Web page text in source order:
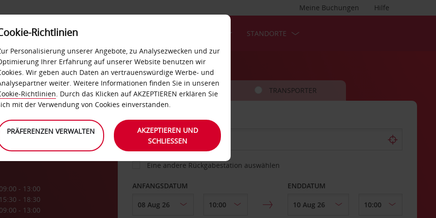
Hilfe
Meine Buchungen
SELF-SERVICES STANDORTE
09:00 - 13:00
15:30 - 18:30
09:00 - 13:00
FAHRZEUG TRANSPORTER
ABHOLEN VON
Eine andere Rückgabestation auswählen
ANFANGSDATUM ENDDATUM
Richtlinien
Personalisierung unserer Angebote, zu Analysezwecken und zur
Ihrer Erfahrung auf unserer Website benutzen wir
Wir geben auch Daten an vertrauenswürdige Werbe- und
weiter. Weitere Informationen finden Sie in unseren
Richtlinien. Durch das Klicken auf AKZEPTIEREN erklären Sie
mit der Verwendung von Cookies einverstanden.
PRÄFERENZEN VERWALTEN
AKZEPTIEREN UND
SCHLIESSEN